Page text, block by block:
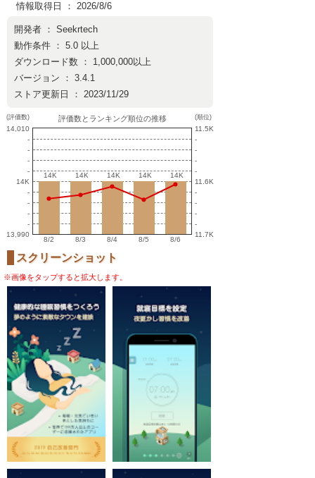
情報取得日 ： 2026/8/6
開発者 ： Seekrtech
動作条件 ： 5.0 以上
ダウンロード数 ： 1,000,000以上
バージョン ： 3.4.1
ストア更新日 ： 2023/11/29
(評価数)
14,010
-
-
-
-
14K
-
-
-
-
13,990
評価数とランキング順位の推移
14K
14K 14K
14K 14K
14K 14K
14K 14K
14K
8/2 8/3 8/4 8/5 8/6
(順位)
11.5K
-
-
-
-
11.6K
-
-
-
-
11.7K
スクリーンショット
※画像をタップすると拡大します。